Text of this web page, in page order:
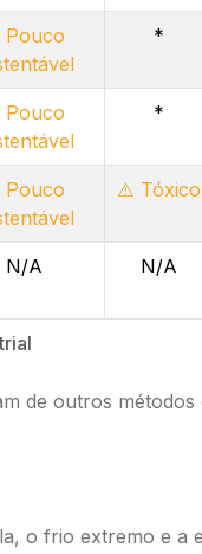
*
*
⚠️ Tóxico
N/A N/A
de outros métodos
o frio extremo e a